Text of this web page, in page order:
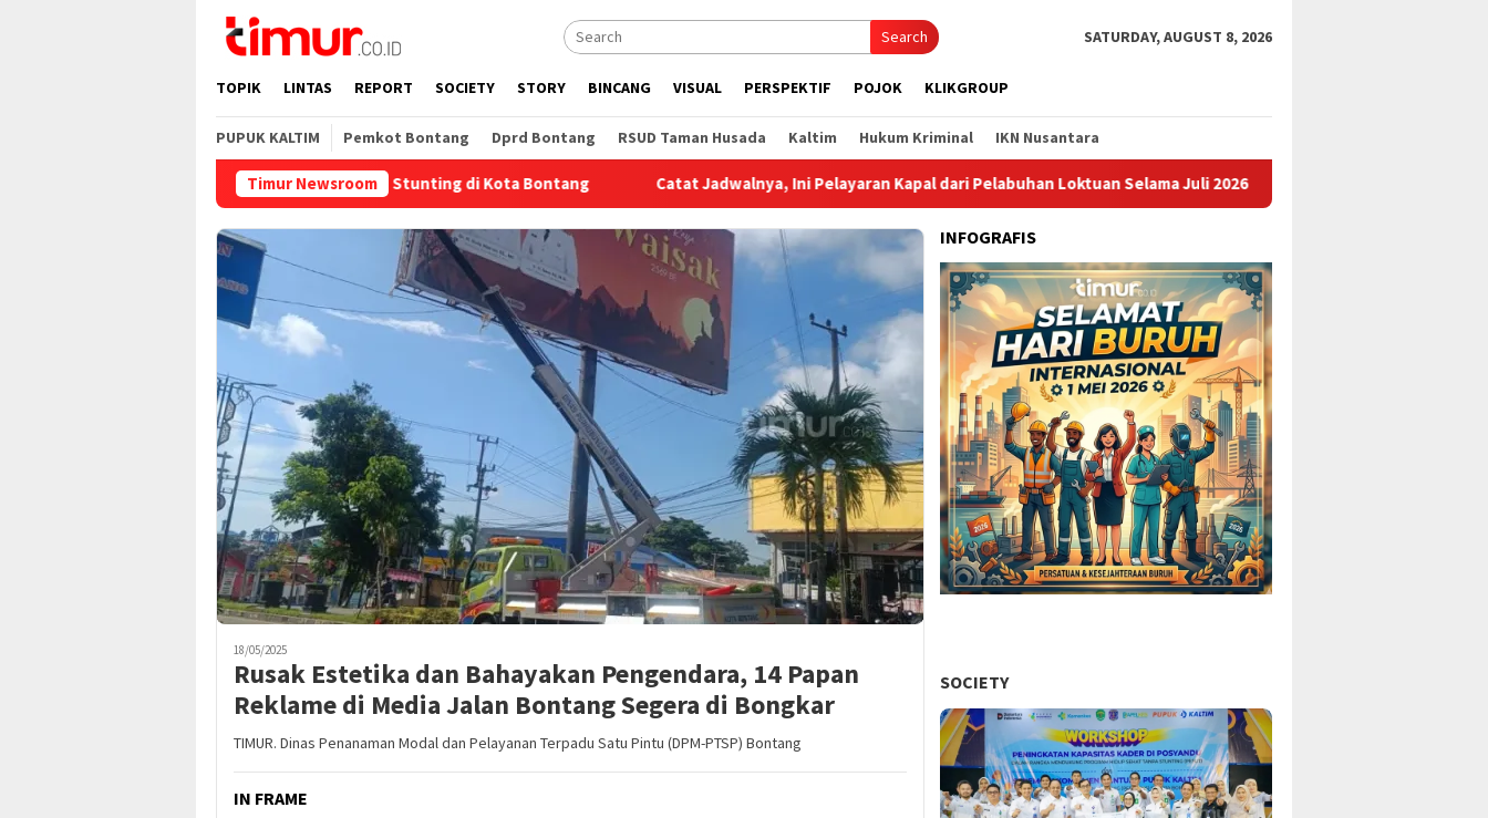
content
Search SATURDAY, AUGUST 8, 2026
TOPIK LINTAS REPORT SOCIETY STORY BINCANG VISUAL PERSPEKTIF POJOK KLIKGROUP
PUPUK KALTIM Pemkot Bontang Dprd Bontang RSUD Taman Husada Kaltim Hukum Kriminal IKN Nusantara
Timur Newsroom
Rp858,7 Juta untuk Pengendalian Stunting di Kota Bontang Catat Jadwalnya, Ini Pelayaran Kapal dari Pelabuhan Loktuan Selama Juli 2026 Pupuk Kaltim Raih Penghargaan
18/05/2025
Rusak Estetika dan Bahayakan Pengendara, 14 Papan
Reklame di Media Jalan Bontang Segera di Bongkar
TIMUR. Dinas Penanaman Modal dan Pelayanan Terpadu Satu Pintu (DPM-PTSP) Bontang
IN FRAME
INFOGRAFIS
SOCIETY